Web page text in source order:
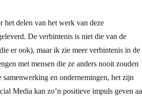
het delen van het werk van deze
De verbintenis is niet die van de
er ook), maar ik zie meer verbintenis in de
met mensen die ze anders nooit zouden